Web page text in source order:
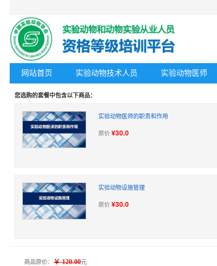
网站首页 实验动物技术人员 实验动物医师
您选购的套餐中包含以下商品：
实验动物医师的职责和作用
原价:¥30.0
实验动物设施管理
原价:¥30.0
商品原价： ￥ 120.00元